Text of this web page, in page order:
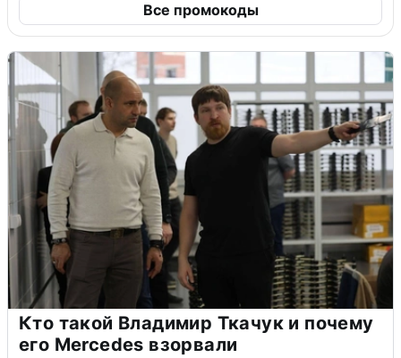
Все промокоды
Кто такой Владимир Ткачук и почему
его Mercedes взорвали